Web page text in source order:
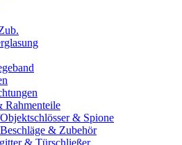
Rahmenteile
& Spione
& Zubehör